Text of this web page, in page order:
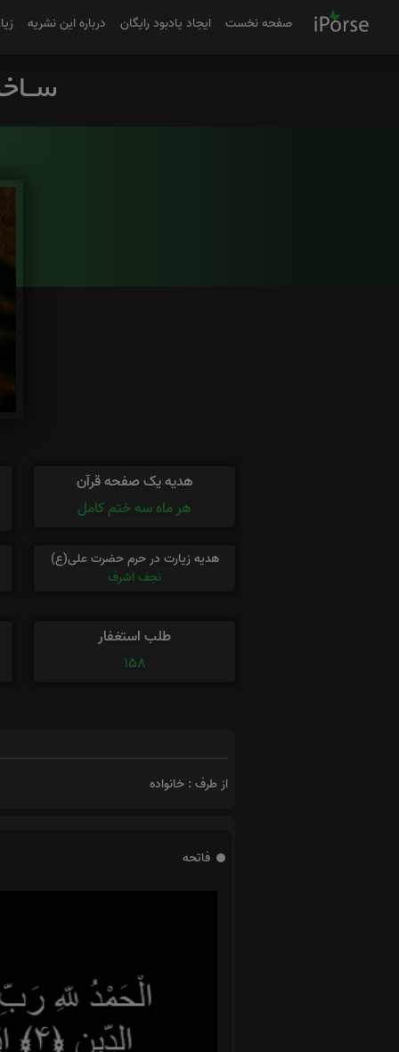
صفحه نخست ایجاد یادبود رایگان درباره این نشریه
هدیه یک صفحه قرآن
هر ماه سه ختم کامل
هدیه زیارت در حرم حضرت علی(ع)
نجف اشرف
طلب استغفار
158
از طرف : خانواده
فاتحه